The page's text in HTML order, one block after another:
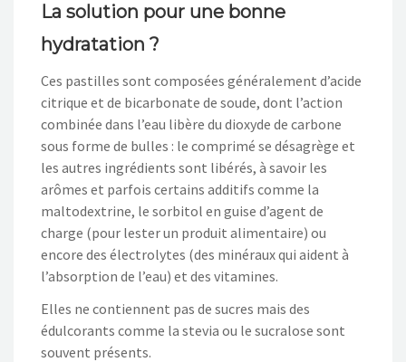
La solution pour une bonne
hydratation ?
Ces pastilles sont composées généralement d’acide
citrique et de bicarbonate de soude, dont l’action
combinée dans l’eau libère du dioxyde de carbone
sous forme de bulles : le comprimé se désagrège et
les autres ingrédients sont libérés, à savoir les
arômes et parfois certains additifs comme la
maltodextrine, le sorbitol en guise d’agent de
charge (pour lester un produit alimentaire) ou
encore des électrolytes (des minéraux qui aident à
l’absorption de l’eau) et des vitamines.
Elles ne contiennent pas de sucres mais des
édulcorants comme la stevia ou le sucralose sont
souvent présents.